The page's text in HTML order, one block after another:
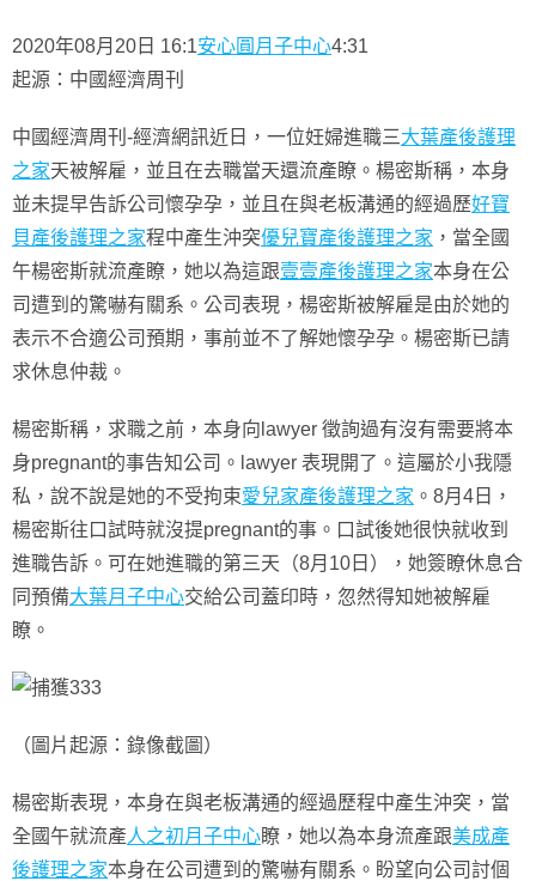
2020年08月20日 16:1安心圓月子中心4:31
起源：中國經濟周刊
中國經濟周刊-經濟網訊近日，一位妊婦進職三大葉產後護理
之家天被解雇，並且在去職當天還流產瞭。楊密斯稱，本身
並未提早告訴公司懷孕孕，並且在與老板溝通的經過歷好寶
貝產後護理之家程中產生沖突優兒寶產後護理之家 ，當全國
午楊密斯就流產瞭，她以為這跟壹壹產後護理之家本身在公
司遭到的驚嚇有關系。公司表現，楊密斯被解雇是由於她的
表示不合適公司預期，事前並不了解她懷孕孕。楊密斯已請
求休息仲裁。
楊密斯稱，求職之前，本身向lawyer 徵詢過有沒有需要將本
身pregnant的事告知公司。lawyer 表現開了。這屬於小我隱
私，說不說是她的不受拘束愛兒家產後護理之家 。8月4日，
楊密斯往口試時就沒提pregnant的事。口試後她很快就收到
進職告訴。可在她進職的第三天（8月10日），她簽瞭休息合
同預備大葉月子中心交給公司蓋印時，忽然得知她被解雇
瞭。
（圖片起源：錄像截圖）
楊密斯表現，本身在與老板溝通的經過歷程中產生沖突，當
全國午就流產人之初月子中心瞭，她以為本身流產跟美成產
後護理之家本身在公司遭到的驚嚇有關系。盼望向公司討個